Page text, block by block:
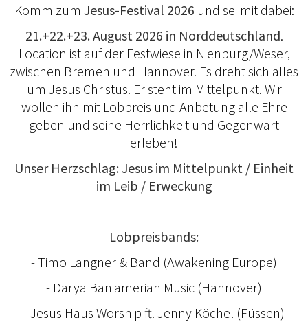
Komm zum Jesus-Festival 2026 und sei mit dabei:
21.+22.+23. August 2026 in Norddeutschland.
Location ist auf der Festwiese in Nienburg/Weser,
zwischen Bremen und Hannover. Es dreht sich alles
um Jesus Christus. Er steht im Mittelpunkt. Wir
wollen ihn mit Lobpreis und Anbetung alle Ehre
geben und seine Herrlichkeit und Gegenwart
erleben!
Unser Herzschlag: Jesus im Mittelpunkt / Einheit
im Leib / Erweckung
Lobpreisbands:
- Timo Langner & Band (Awakening Europe)
- Darya Baniamerian Music (Hannover)
- Jesus Haus Worship ft. Jenny Köchel (Füssen)